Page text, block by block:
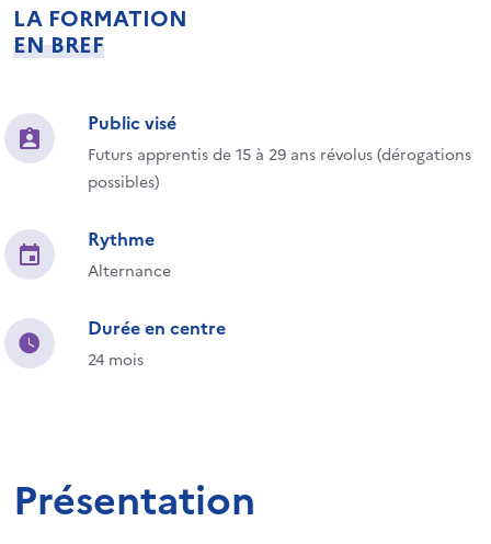
LA FORMATION
EN BREF
Public visé
Futurs apprentis de 15 à 29 ans révolus (dérogations
possibles)
Rythme
Alternance
Durée en centre
24 mois
Présentation